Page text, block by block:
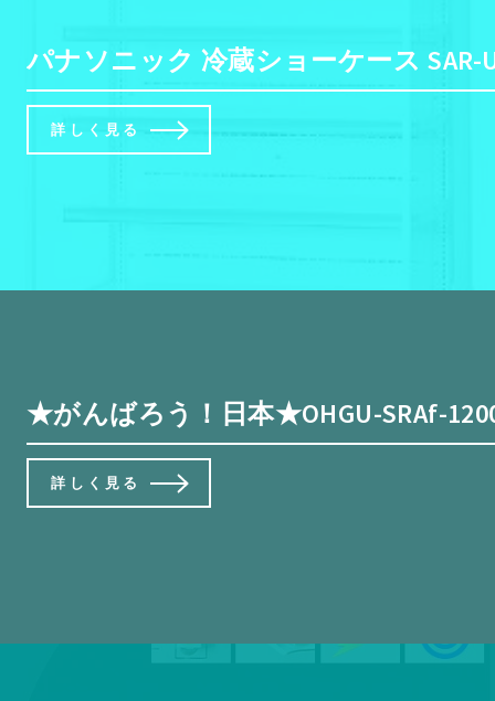
パナソニック 冷蔵ショーケース
詳しく見る
★がんばろう！日本★OHGU-SRAf-
詳しく見る